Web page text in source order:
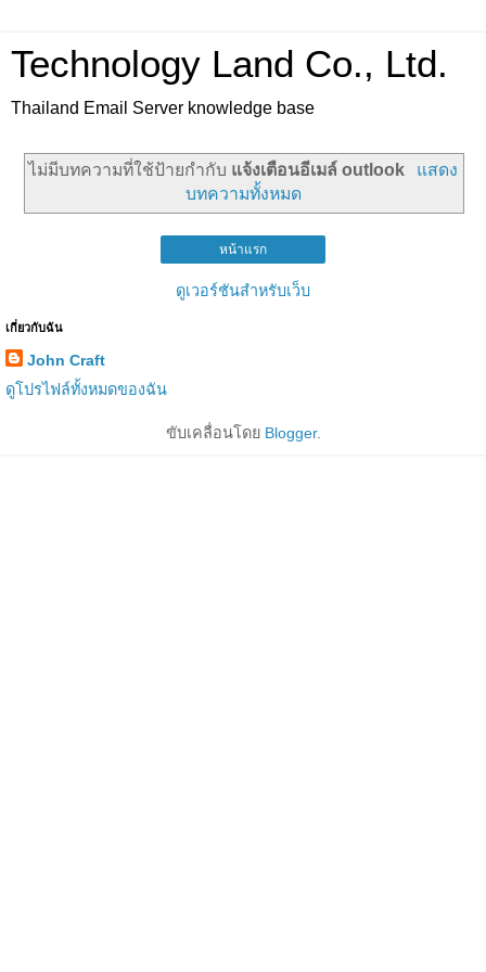
Technology Land Co., Ltd.
Thailand Email Server knowledge base
ไม่มีบทความที่ใช้ป้ายกำกับ แจ้งเตือนอีเมล์ outlook
แสดง
บทความทั้งหมด
หน้าแรก
ดูเวอร์ชันสำหรับเว็บ
เกี่ยวกับฉัน
John Craft
ดูโปรไฟล์ทั้งหมดของฉัน
ขับเคลื่อนโดย Blogger.